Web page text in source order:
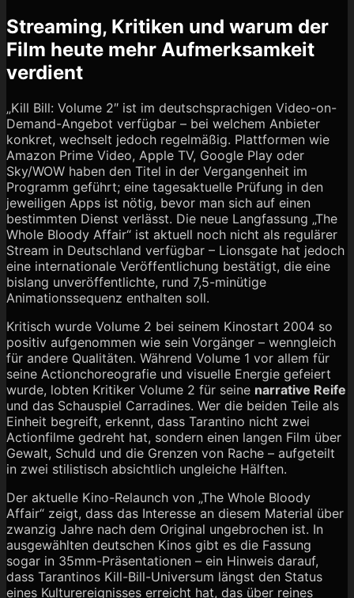
Streaming, Kritiken und warum der
Film heute mehr Aufmerksamkeit
verdient
„Kill Bill: Volume 2″ ist im deutschsprachigen Video-on-
Demand-Angebot verfügbar – bei welchem Anbieter
konkret, wechselt jedoch regelmäßig. Plattformen wie
Amazon Prime Video, Apple TV, Google Play oder
Sky/WOW haben den Titel in der Vergangenheit im
Programm geführt; eine tagesaktuelle Prüfung in den
jeweiligen Apps ist nötig, bevor man sich auf einen
bestimmten Dienst verlässt. Die neue Langfassung „The
Whole Bloody Affair“ ist aktuell noch nicht als regulärer
Stream in Deutschland verfügbar – Lionsgate hat jedoch
eine internationale Veröffentlichung bestätigt, die eine
bislang unveröffentlichte, rund 7,5-minütige
Animationssequenz enthalten soll.
Kritisch wurde Volume 2 bei seinem Kinostart 2004 so
positiv aufgenommen wie sein Vorgänger – wenngleich
für andere Qualitäten. Während Volume 1 vor allem für
seine Actionchoreografie und visuelle Energie gefeiert
wurde, lobten Kritiker Volume 2 für seine narrative Reife
und das Schauspiel Carradines. Wer die beiden Teile als
Einheit begreift, erkennt, dass Tarantino nicht zwei
Actionfilme gedreht hat, sondern einen langen Film über
Gewalt, Schuld und die Grenzen von Rache – aufgeteilt
in zwei stilistisch absichtlich ungleiche Hälften.
Der aktuelle Kino-Relaunch von „The Whole Bloody
Affair“ zeigt, dass das Interesse an diesem Material über
zwanzig Jahre nach dem Original ungebrochen ist. In
ausgewählten deutschen Kinos gibt es die Fassung
sogar in 35mm-Präsentationen – ein Hinweis darauf,
dass Tarantinos Kill-Bill-Universum längst den Status
eines Kulturereignisses erreicht hat, das über reines